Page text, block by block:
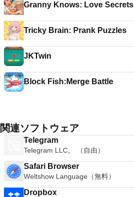
Granny Knows: Love Secrets
Tricky Brain: Prank Puzzles
JKTwin
Block Fish:Merge Battle
関連ソフトウェア
Telegram
Telegram LLC。 （自由）
Safari Browser
Weltshow Language（無料）
Dropbox